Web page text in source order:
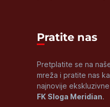
Pratite nas
Pretplatite se na
mreža i pratite nas
najnovije
FK Sloga Meridian.